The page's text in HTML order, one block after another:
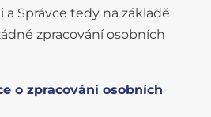
Správce tedy na základě
zpracování osobních
o zpracování osobních